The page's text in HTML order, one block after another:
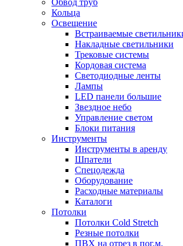
Обвод труб
Кольца
Освещение
Встраиваемые
Накладные светильники
Трековые системы
Кордовая система
Светодиодные ленты
Лампы
LED панели большие
Звездное небо
Управление светом
Блоки питания
Инструменты
Инструменты в аренду
Шпатели
Спецодежда
Оборудование
Расходные материалы
Каталоги
Потолки
Потолки Cold Stretch
Резные потолки
ПВХ на отрез в пог.м.